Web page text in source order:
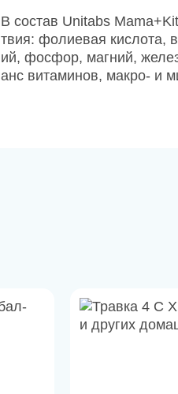
В состав Unitabs
твия: фолиевая кислота,
ий, фосфор, магний,
анс витаминов, макро- и